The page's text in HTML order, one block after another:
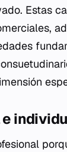
Estas